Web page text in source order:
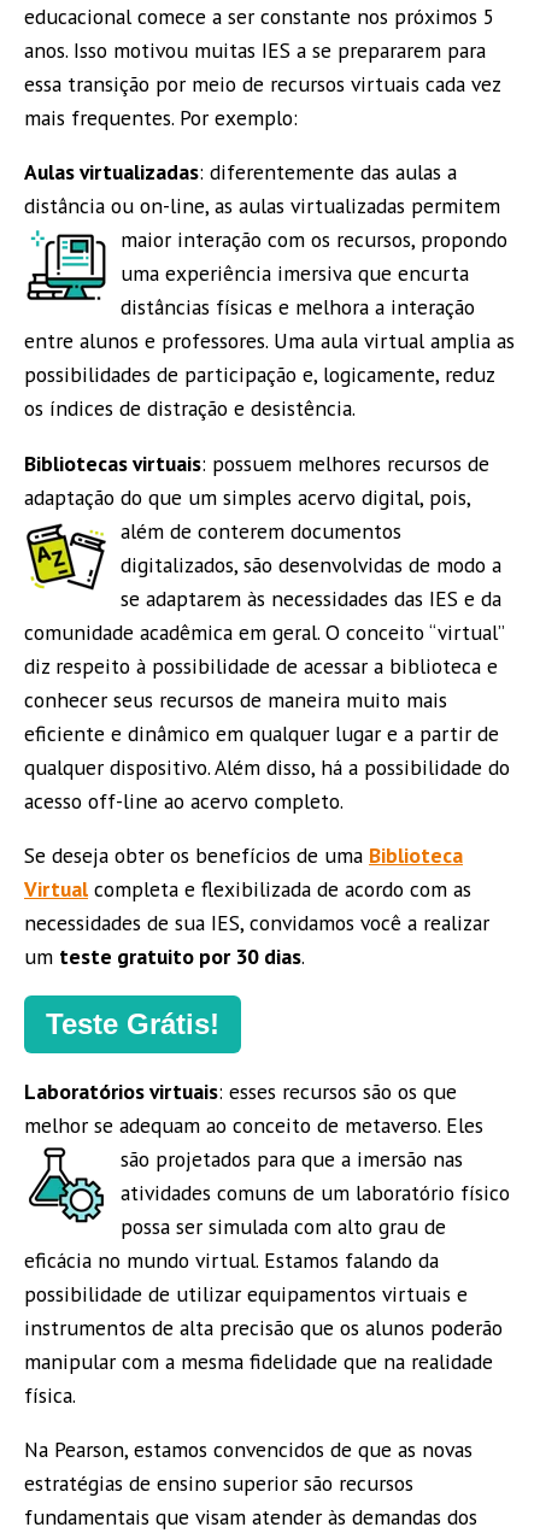
educacional comece a ser constante nos próximos 5
anos. Isso motivou muitas IES a se prepararem para
essa transição por meio de recursos virtuais cada vez
mais frequentes. Por exemplo:
Aulas virtualizadas: diferentemente das aulas a
distância ou on-line, as aulas virtualizadas permitem
maior interação com os recursos, propondo
uma experiência imersiva que encurta
distâncias físicas e melhora a interação
entre alunos e professores. Uma aula virtual amplia as
possibilidades de participação e, logicamente, reduz
os índices de distração e desistência.
Bibliotecas virtuais: possuem melhores recursos de
adaptação do que um simples acervo digital, pois,
além de conterem documentos
digitalizados, são desenvolvidas de modo a
se adaptarem às necessidades das IES e da
comunidade acadêmica em geral. O conceito “virtual”
diz respeito à possibilidade de acessar a biblioteca e
conhecer seus recursos de maneira muito mais
eficiente e dinâmico em qualquer lugar e a partir de
qualquer dispositivo. Além disso, há a possibilidade do
acesso off-line ao acervo completo.
Se deseja obter os benefícios de uma Biblioteca
Virtual completa e flexibilizada de acordo com as
necessidades de sua IES, convidamos você a realizar
um teste gratuito por 30 dias.
Teste Grátis!
Laboratórios virtuais: esses recursos são os que
melhor se adequam ao conceito de metaverso. Eles
são projetados para que a imersão nas
atividades comuns de um laboratório físico
possa ser simulada com alto grau de
eficácia no mundo virtual. Estamos falando da
possibilidade de utilizar equipamentos virtuais e
instrumentos de alta precisão que os alunos poderão
manipular com a mesma fidelidade que na realidade
física.
Na Pearson, estamos convencidos de que as novas
estratégias de ensino superior são recursos
fundamentais que visam atender às demandas dos